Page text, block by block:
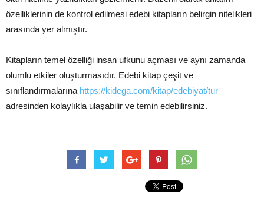
özelliklerinin de kontrol edilmesi edebi kitapların belirgin nitelikleri
arasında yer almıştır.
Kitapların temel özelliği insan ufkunu açması ve aynı zamanda
olumlu etkiler oluşturmasıdır. Edebi kitap çeşit ve
sınıflandırmalarına https://kidega.com/kitap/edebiyat/tur
adresinden kolaylıkla ulaşabilir ve temin edebilirsiniz.